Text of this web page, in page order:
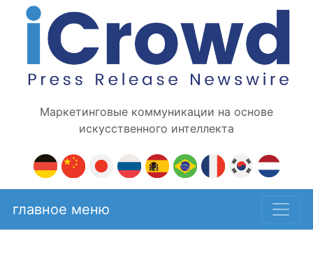
Маркетинговые коммуникации на основе
искусственного интеллекта
главное меню